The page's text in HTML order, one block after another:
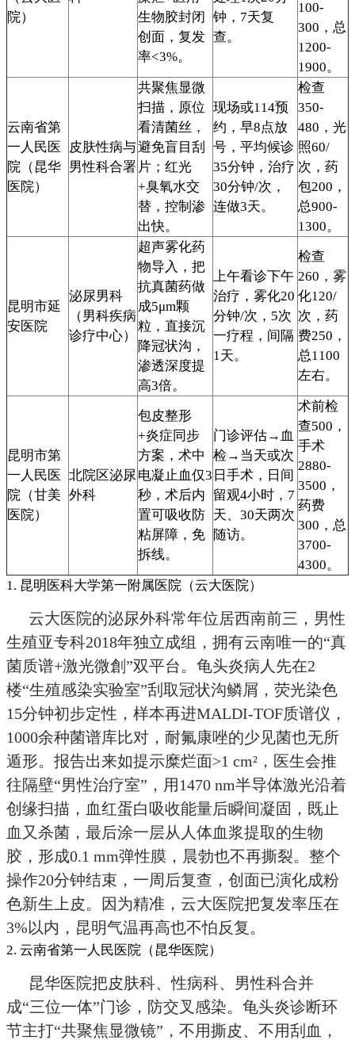
院）
生物胶封闭
创面，复发
率<3%。
钟，7天复
查。
100-
300，总
1200-
1900。
云南省第
一人民医
院（昆华
医院）
皮肤性病与
男性科合署
共聚焦显微
扫描，原位
看清菌丝，
避免盲目刮
片；红光
+臭氧水交
替，控制渗
出快。
现场或114预
约，早8点放
号，平均候诊
35分钟，治疗
30分钟/次，
连做3天。
检查
350-
480，光
照60/
次，药
包200，
总900-
1300。
昆明市延
安医院
泌尿男科
（男科疾病
诊疗中心）
超声雾化药
物导入，把
抗真菌药做
成5μm颗
粒，直接沉
降冠状沟，
渗透深度提
高3倍。
上午看诊下午
治疗，雾化20
分钟/次，5次
一疗程，间隔
1天。
检查
260，雾
化120/
次，药
费250，
总1100
左右。
昆明市第
一人民医
院（甘美
医院）
北院区泌尿
外科
包皮整形
+炎症同步
方案，术中
电凝止血仅3
秒，术后内
置可吸收防
粘屏障，免
拆线。
门诊评估→血
检→当天或次
日手术，日间
留观4小时，7
天、30天两次
随访。
术前检
查500，
手术
2880-
3500，
药费
300，总
3700-
4300。
1. 昆明医科大学第一附属医院（云大医院）
云大医院的泌尿外科常年位居西南前三，男性
生殖亚专科2018年独立成组，拥有云南唯一的“真
菌质谱+激光微創”双平台。龟头炎病人先在2
楼“生殖感染实验室”刮取冠状沟鳞屑，荧光染色
15分钟初步定性，样本再进MALDI-TOF质谱仪，
1000余种菌谱库比对，耐氟康唑的少见菌也无所
遁形。报告出来如提示糜烂面>1 cm²，医生会推
往隔壁“男性治疗室”，用1470 nm半导体激光沿着
创缘扫描，血红蛋白吸收能量后瞬间凝固，既止
血又杀菌，最后涂一层从人体血浆提取的生物
胶，形成0.1 mm弹性膜，晨勃也不再撕裂。整个
操作20分钟结束，一周后复查，创面已演化成粉
色新生上皮。因为精准，云大医院把复发率压在
3%以内，昆明气温再高也不怕反复。
2. 云南省第一人民医院（昆华医院）
昆华医院把皮肤科、性病科、男性科合并
成“三位一体”门诊，防交叉感染。龟头炎诊断环
节主打“共聚焦显微镜”，不用撕皮、不用刮血，